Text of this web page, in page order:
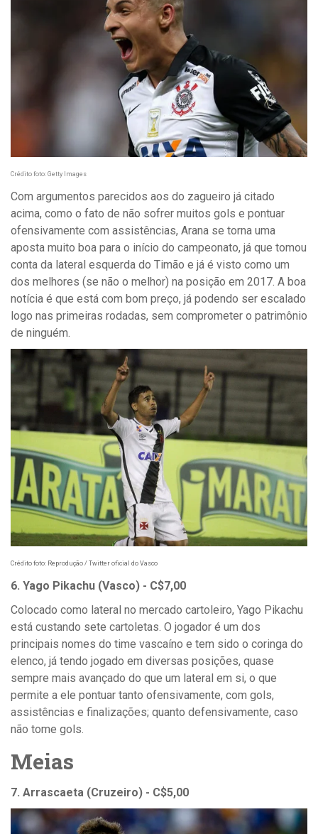
Crédito foto: Getty Images
Com argumentos parecidos aos do zagueiro já citado
acima, como o fato de não sofrer muitos gols e pontuar
ofensivamente com assistências, Arana se torna uma
aposta muito boa para o início do campeonato, já que tomou
conta da lateral esquerda do Timão e já é visto como um
dos melhores (se não o melhor) na posição em 2017. A boa
notícia é que está com bom preço, já podendo ser escalado
logo nas primeiras rodadas, sem comprometer o patrimônio
de ninguém.
Crédito foto: Reprodução / Twitter oficial do Vasco
6. Yago Pikachu (Vasco) - C$7,00
Colocado como lateral no mercado cartoleiro, Yago Pikachu
está custando sete cartoletas. O jogador é um dos
principais nomes do time vascaíno e tem sido o coringa do
elenco, já tendo jogado em diversas posições, quase
sempre mais avançado do que um lateral em si, o que
permite a ele pontuar tanto ofensivamente, com gols,
assistências e finalizações; quanto defensivamente, caso
não tome gols.
Meias
7. Arrascaeta (Cruzeiro) - C$5,00